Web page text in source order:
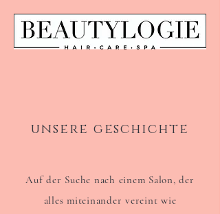
unsere geschichte
Auf der Suche nach einem Salon, der
alles miteinander vereint wie